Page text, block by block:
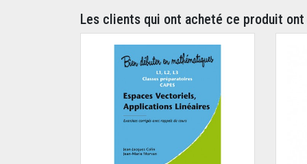
Les clients qui ont acheté ce produit